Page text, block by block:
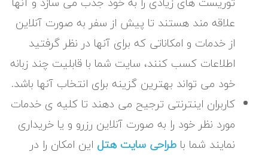
علاقه مند هستند تا پیش از سفر به صورت آنلاین
از خدمات و امکاناتی که برای آنها در نظر گرفتید
اطلاعات کسب کنند، سایت شما با قابلیت چند زبانه
خود می تواند بهترین گزینه برای انتخاب آنها باشد.
کاربران اینترنتی ترجیح می دهند تا کلیه ی خدمات
مورد نظر خود را به صورت آنلاین رزرو و یا خریداری
نمایند شما با طراحی سایت هتل این امکان را در